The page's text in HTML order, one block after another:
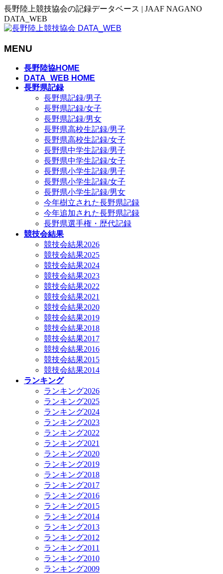
長野陸上競技協会の記録データベース | JAAF NAGANO
DATA_WEB
MENU
長野陸協HOME
DATA_WEB HOME
長野県記録
長野県記録/男子
長野県記録/女子
長野県記録/男女
長野県高校生記録/男子
長野県高校生記録/女子
長野県中学生記録/男子
長野県中学生記録/女子
長野県小学生記録/男子
長野県小学生記録/女子
長野県小学生記録/男女
今年樹立された長野県記録
今年追加された長野県記録
長野県選手権・歴代記録
競技会結果
競技会結果2026
競技会結果2025
競技会結果2024
競技会結果2023
競技会結果2022
競技会結果2021
競技会結果2020
競技会結果2019
競技会結果2018
競技会結果2017
競技会結果2016
競技会結果2015
競技会結果2014
ランキング
ランキング2026
ランキング2025
ランキング2024
ランキング2023
ランキング2022
ランキング2021
ランキング2020
ランキング2019
ランキング2018
ランキング2017
ランキング2016
ランキング2015
ランキング2014
ランキング2013
ランキング2012
ランキング2011
ランキング2010
ランキング2009